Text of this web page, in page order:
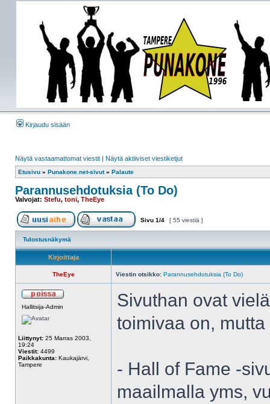
Kirjaudu sisään
Näytä vastaamattomat viestit | Näytä aktiiviset viestiketjut
Etusivu » Punakone.net-sivut» Palaute
Parannusehdotuksia (To Do)
Valvojat: Stefu, toni, TheEye
Sivu 1/4 [ 55 viestiä ]
Tulostusnäkymä
Kirjoittaja
TheEye Viestin otsikko: Parannusehdotuksia (To Do)
Hallitsija-Admin
Liittynyt: 25 Marras 2003,
19:24
Viestit: 4499
Paikkakunta: Kaukajärvi,
Tampere
Sivuthan ovat
toimivaa on,
- Hall of Fame -
maailmalla yms,